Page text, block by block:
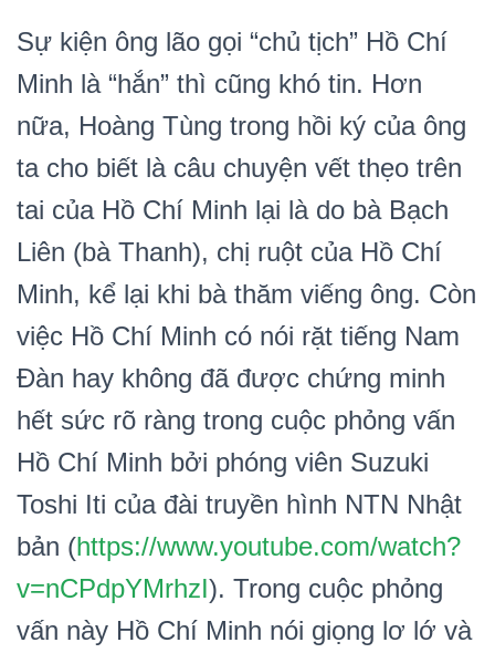
Sự kiện ông lão gọi “chủ tịch” Hồ Chí
Minh là “hắn” thì cũng khó tin. Hơn
nữa, Hoàng Tùng trong hồi ký của ông
ta cho biết là câu chuyện vết thẹo trên
tai của Hồ Chí Minh lại là do bà Bạch
Liên (bà Thanh), chị ruột của Hồ Chí
Minh, kể lại khi bà thăm viếng ông. Còn
việc Hồ Chí Minh có nói rặt tiếng Nam
Đàn hay không đã được chứng minh
hết sức rõ ràng trong cuộc phỏng vấn
Hồ Chí Minh bởi phóng viên Suzuki
Toshi Iti của đài truyền hình NTN Nhật
bản (https://www.youtube.com/watch?
v=nCPdpYMrhzI). Trong cuộc phỏng
vấn này Hồ Chí Minh nói giọng lơ lớ và